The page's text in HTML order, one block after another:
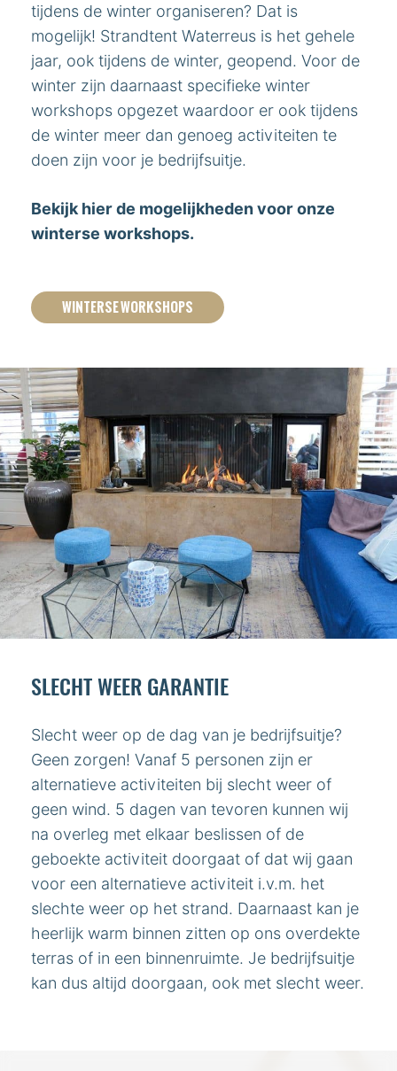
tijdens de winter organiseren? Dat is
mogelijk! Strandtent Waterreus is het gehele
jaar, ook tijdens de winter, geopend. Voor de
winter zijn daarnaast specifieke winter
workshops opgezet waardoor er ook tijdens
de winter meer dan genoeg activiteiten te
doen zijn voor je bedrijfsuitje.
Bekijk hier de mogelijkheden voor onze
winterse workshops.
WINTERSE WORKSHOPS
SLECHT WEER GARANTIE
Slecht weer op de dag van je bedrijfsuitje?
Geen zorgen! Vanaf 5 personen zijn er
alternatieve activiteiten bij slecht weer of
geen wind. 5 dagen van tevoren kunnen wij
na overleg met elkaar beslissen of de
geboekte activiteit doorgaat of dat wij gaan
voor een alternatieve activiteit i.v.m. het
slechte weer op het strand. Daarnaast kan je
heerlijk warm binnen zitten op ons overdekte
terras of in een binnenruimte. Je bedrijfsuitje
kan dus altijd doorgaan, ook met slecht weer.